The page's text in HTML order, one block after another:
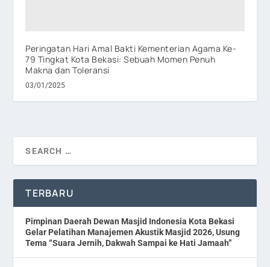
Peringatan Hari Amal Bakti Kementerian Agama Ke-
79 Tingkat Kota Bekasi: Sebuah Momen Penuh
Makna dan Toleransi
03/01/2025
TERBARU
Pimpinan Daerah Dewan Masjid Indonesia Kota Bekasi
Gelar Pelatihan Manajemen Akustik Masjid 2026, Usung
Tema “Suara Jernih, Dakwah Sampai ke Hati Jamaah”